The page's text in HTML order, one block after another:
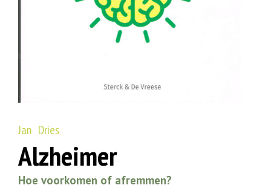
Jan Dries
Alzheimer
Hoe voorkomen of afremmen?